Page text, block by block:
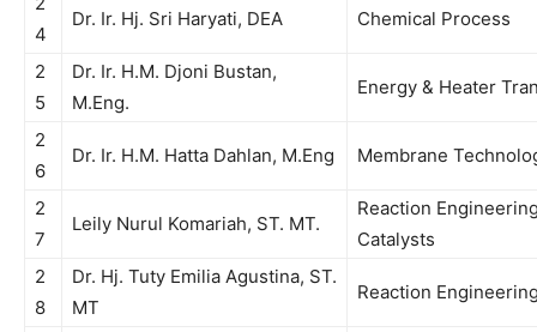
4
Dr. Ir. Hj. Sri Haryati, DEA Chemical Process
2
5
Dr. Ir. H.M. Djoni Bustan,
M.Eng.
Energy & Heater
2
6
Dr. Ir. H.M. Hatta Dahlan, M.Eng Membrane
2
7
Leily Nurul Komariah, ST. MT.
Reaction
Catalysts
2
8
Dr. Hj. Tuty Emilia Agustina, ST.
MT
Reaction